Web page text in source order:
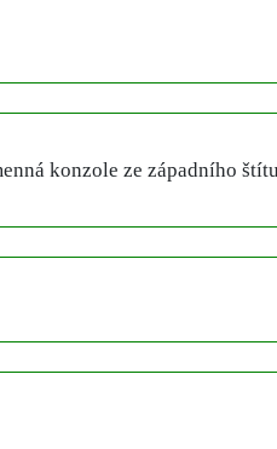
konzole ze západního